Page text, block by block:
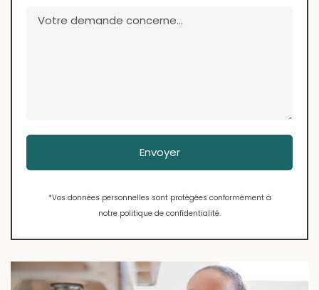
Envoyer
*Vos données personnelles sont protégées conformément à
notre politique de confidentialité.